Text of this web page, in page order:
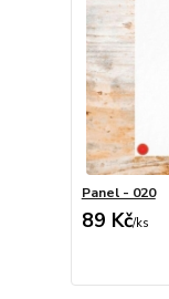
Panel - 020
89 Kč/ks